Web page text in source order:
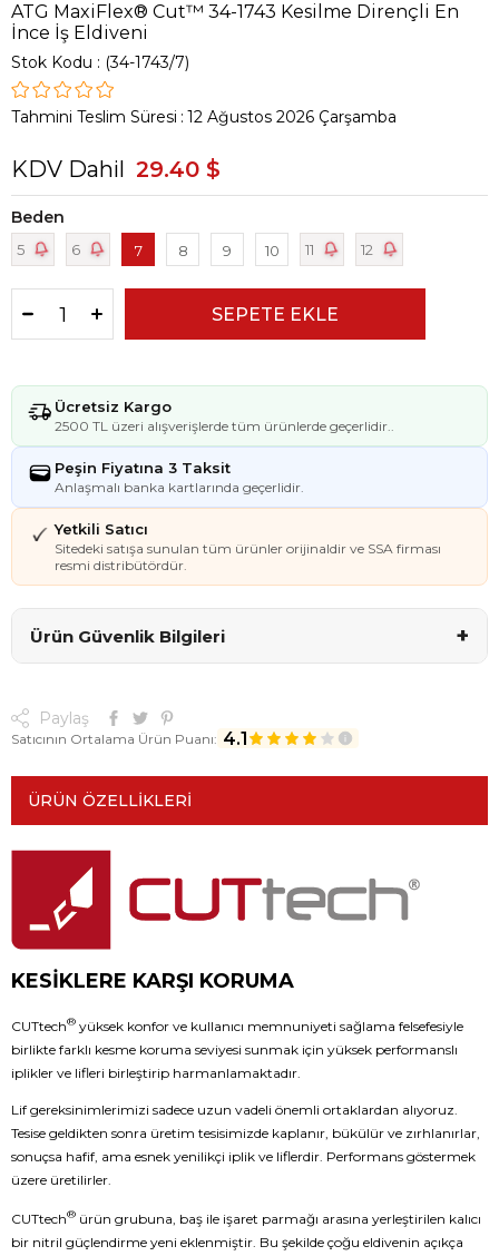
ATG MaxiFlex® Cut™ 34-1743 Kesilme Dirençli En
İnce İş Eldiveni
Stok Kodu (34-1743/7)
Tahmini Teslim Süresi : 12 Ağustos 2026 Çarşamba
KDV Dahil 29.40 $
Beden
5 6 7 8 9 10 11 12
Ücretsiz Kargo
2500 TL üzeri alışverişlerde tüm ürünlerde geçerlidir..
Peşin Fiyatına 3 Taksit
Anlaşmalı banka kartlarında geçerlidir.
Yetkili Satıcı
Sitedeki satışa sunulan tüm ürünler orijinaldir ve SSA firması
resmi distribütördür.
Ürün Güvenlik Bilgileri +
Paylaş
Satıcının Ortalama Ürün Puanı: 4.1
ÜRÜN ÖZELLIKLERI
KESİKLERE KARŞI KORUMA
CUTtech® yüksek konfor ve kullanıcı memnuniyeti sağlama felsefesiyle
birlikte farklı kesme koruma seviyesi sunmak için yüksek performanslı
iplikler ve lifleri birleştirip harmanlamaktadır.
Lif gereksinimlerimizi sadece uzun vadeli önemli ortaklardan alıyoruz.
Tesise geldikten sonra üretim tesisimizde kaplanır, bükülür ve zırhlanırlar,
sonuçsa hafif, ama esnek yenilikçi iplik ve liflerdir. Performans göstermek
üzere üretilirler.
CUTtech® ürün grubuna, baş ile işaret parmağı arasına yerleştirilen kalıcı
bir nitril güçlendirme yeni eklenmiştir. Bu şekilde çoğu eldivenin açıkça